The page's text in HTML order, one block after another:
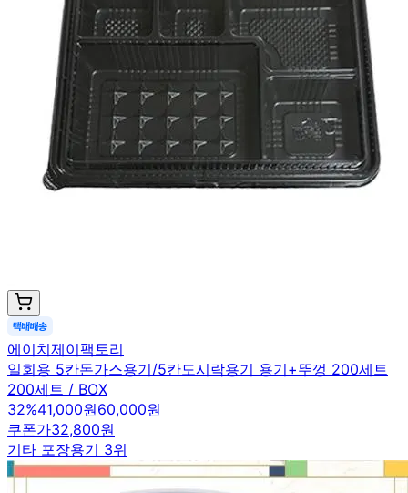
에이치제이팩토리
일회용 5칸돈가스용기/5칸도시락용기 용기+뚜껑 200세트
200세트 / BOX
32%41,000원60,000원
쿠폰가32,800원
기타 포장용기 3위